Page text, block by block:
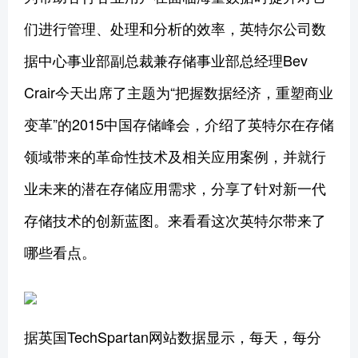
们进行管理、处理和分析的效率，英特尔公司数
据中心事业部副总裁兼存储事业部总经理Bev
Crair今天出席了主题为“把握数据经济，重塑商业
变革”的2015中国存储峰会，介绍了英特尔在存储
领域带来的革命性技术及相关应用案例，并就行
业未来的潜在存储应用需求，分享了针对新一代
存储技术的创新蓝图。来看看这次英特尔带来了
哪些看点。
据英国TechSpartan网站数据显示，每天，每分